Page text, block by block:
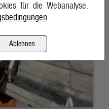
für die Webanalyse.
.
Ablehnen